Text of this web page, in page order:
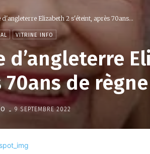
Elizabeth 2 s'éteint, après 70ans...
VITRINE INFO
d’angleterre
70ans de règne
- 9 SEPTEMBRE 2022